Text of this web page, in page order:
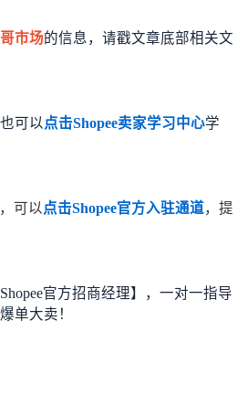
市场的信息，请戳文章底部相关文
可以 点击Shopee卖家学习中心学
可以 点击Shopee官方入驻通道，提
官方招商经理】，一对一指导
单大卖！